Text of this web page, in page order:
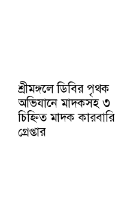
শ্রীমঙ্গলে ডিবির পৃথক
অভিযানে মাদকসহ ৩
চিহ্নিত মাদক কারবারি
গ্রেপ্তার